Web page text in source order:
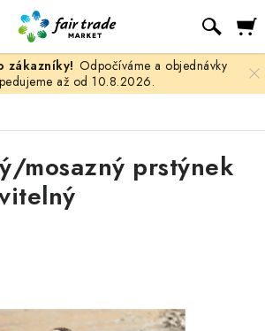
Odpočíváme a objednávky
až od 10.8.2026.
mosazný prstýnek